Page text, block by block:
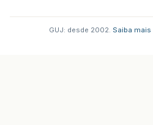
GUJ: desde 2002. Saiba mais